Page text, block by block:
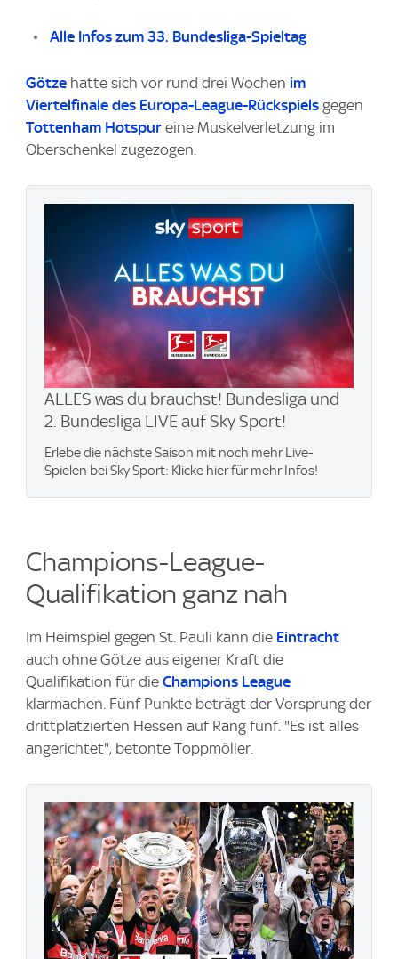
Alle Infos zum 33. Bundesliga-Spieltag
Götze hatte sich vor rund drei Wochen im
Viertelfinale des Europa-League-Rückspiels gegen
Tottenham Hotspur eine Muskelverletzung im
Oberschenkel zugezogen.
ALLES was du brauchst! Bundesliga und
2. Bundesliga LIVE auf Sky Sport!
Erlebe die nächste Saison mit noch mehr Live-
Spielen bei Sky Sport: Klicke hier für mehr Infos!
Champions-League-
Qualifikation ganz nah
Im Heimspiel gegen St. Pauli kann die Eintracht
auch ohne Götze aus eigener Kraft die
Qualifikation für die Champions League
klarmachen. Fünf Punkte beträgt der Vorsprung der
drittplatzierten Hessen auf Rang fünf. "Es ist alles
angerichtet", betonte Toppmöller.